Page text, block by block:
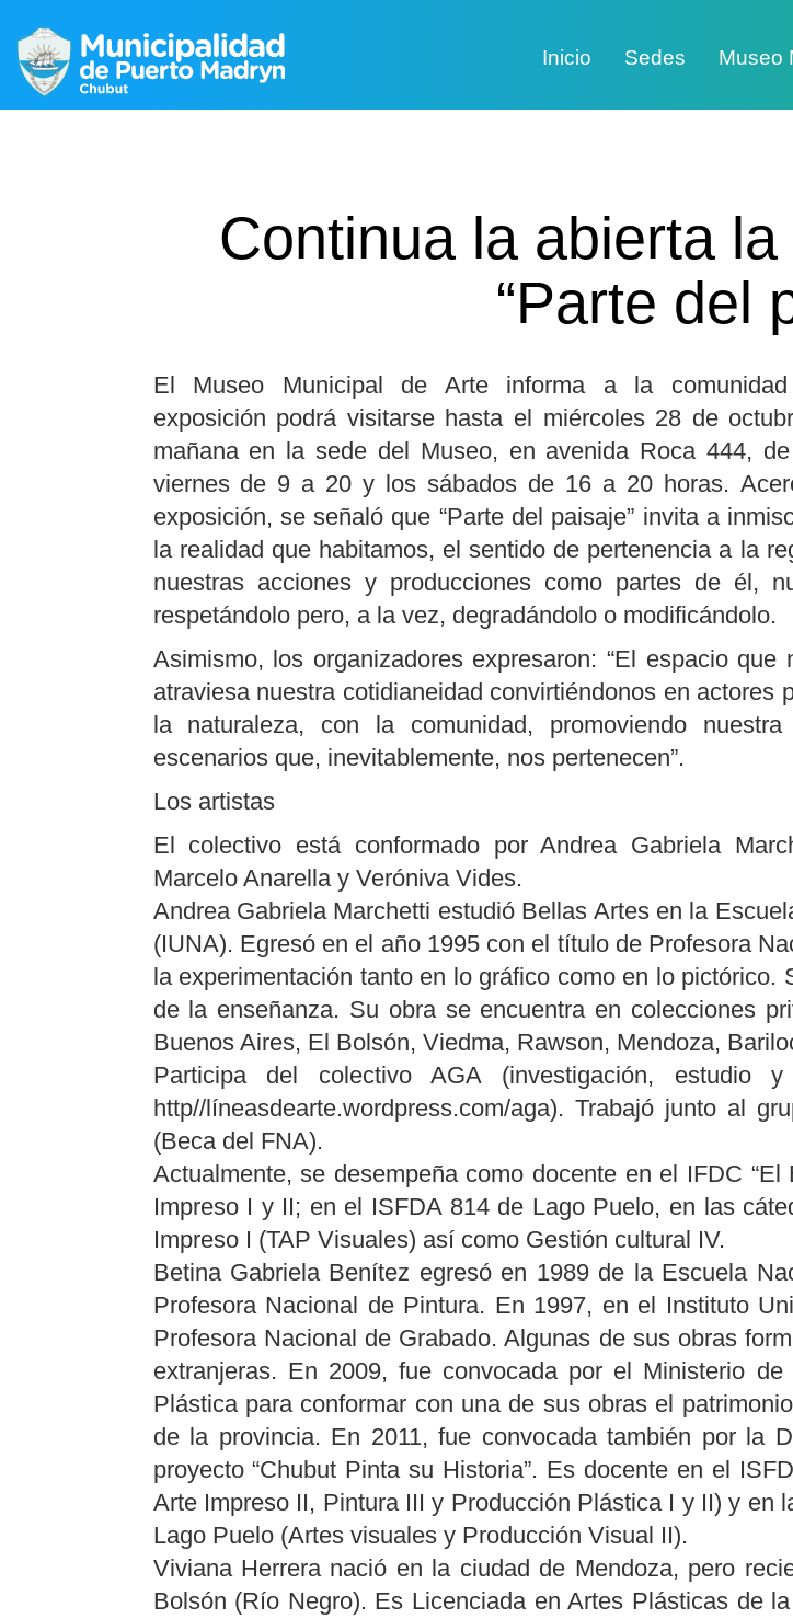
Inicio Sedes Museo
Continua la abierta
“Parte del
El Museo Municipal de Arte informa a la
exposición podrá visitarse hasta el miércoles 28 de
mañana en la sede del Museo, en avenida Roca 444,
viernes de 9 a 20 y los sábados de 16 a 20 horas.
exposición, se señaló que “Parte del paisaje” invita a
la realidad que habitamos, el sentido de pertenencia a la
nuestras acciones y producciones como partes de él,
respetándolo pero, a la vez, degradándolo o modificándolo.
Asimismo, los organizadores expresaron: “El espacio
atraviesa nuestra cotidianeidad convirtiéndonos en
la naturaleza, con la comunidad, promoviendo
escenarios que, inevitablemente, nos pertenecen”.
Los artistas
El colectivo está conformado por Andrea Gabriela
Marcelo Anarella y Veróniva Vides.
Andrea Gabriela Marchetti estudió Bellas Artes en la
(IUNA). Egresó en el año 1995 con el título de Profesora
la experimentación tanto en lo gráfico como en lo
de la enseñanza. Su obra se encuentra en colecciones
Buenos Aires, El Bolsón, Viedma, Rawson, Mendoza,
Participa del colectivo AGA (investigación,
http//líneasdearte.wordpress.com/aga). Trabajó junto al
(Beca del FNA).
Actualmente, se desempeña como docente en el IFDC
Impreso I y II; en el ISFDA 814 de Lago Puelo, en las
Impreso I (TAP Visuales) así como Gestión cultural IV.
Betina Gabriela Benítez egresó en 1989 de la Escuela
Profesora Nacional de Pintura. En 1997, en el Instituto
Profesora Nacional de Grabado. Algunas de sus obras
extranjeras. En 2009, fue convocada por el Ministerio
Plástica para conformar con una de sus obras el
de la provincia. En 2011, fue convocada también por la
proyecto “Chubut Pinta su Historia”. Es docente en el
Arte Impreso II, Pintura III y Producción Plástica I y II) y en
Lago Puelo (Artes visuales y Producción Visual II).
Viviana Herrera nació en la ciudad de Mendoza, pero
Bolsón (Río Negro). Es Licenciada en Artes Plásticas de